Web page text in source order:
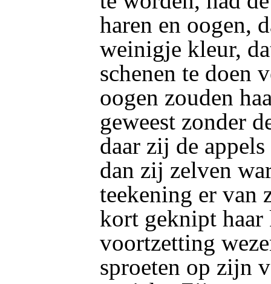
haren en oogen,
weinigje kleur,
schenen te doen
oogen zouden
geweest zonder
daar zij de
dan zij zelven
teekening er van
kort geknipt haar
voortzetting
sproeten op zijn